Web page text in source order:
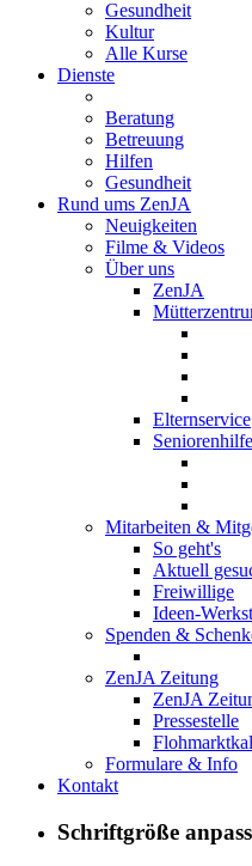
Gesundheit
Kultur
Alle Kurse
Dienste
Beratung
Betreuung
Hilfen
Gesundheit
Rund ums ZenJA
Neuigkeiten
Filme & Videos
Über uns
ZenJA
Elternservice
Seniorenhilfe
Mitarbeiten &
So geht's
Aktuell
Freiwillige
Ideen-
Spenden &
ZenJA Zeitung
ZenJA
Pressestelle
Formulare & Info
Kontakt
Schriftgröße